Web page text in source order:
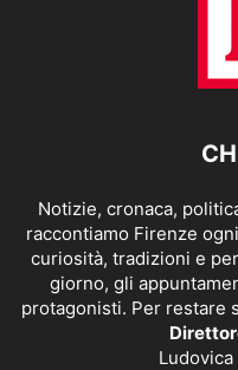
Notizie, cronaca,
raccontiamo Firenze
curiosità, tradizioni e
giorno, gli
protagonisti. Per restare